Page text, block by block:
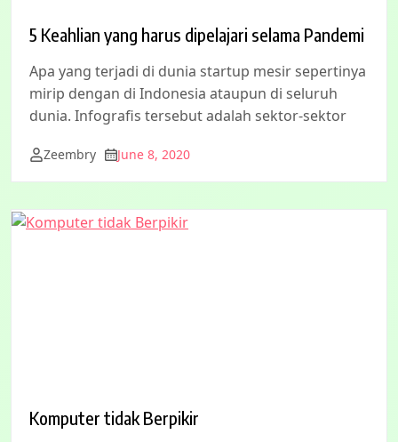
5 Keahlian yang harus dipelajari selama Pandemi
Apa yang terjadi di dunia startup mesir sepertinya
mirip dengan di Indonesia ataupun di seluruh
dunia. Infografis tersebut adalah sektor-sektor
Zeembry June 8, 2020
Komputer tidak Berpikir